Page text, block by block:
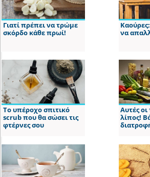
Γιατί πρέπει να τρώμε
σκόρδο κάθε πρωί!
να
Το υπέροχο σπιτικό
scrub που θα σώσει τις
φτέρνες σου
Αυτές
λίπος!